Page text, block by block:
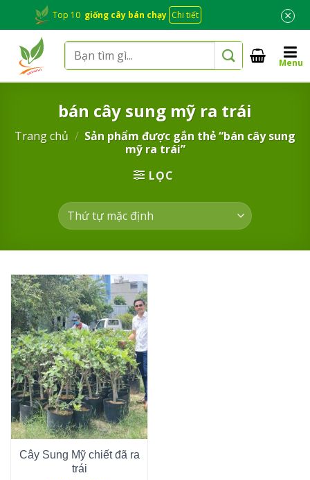
content
Top 10 giống cây bán chạy Chi tiết ×
Tìm
kiếm:
Menu
bán cây sung mỹ ra trái
Trang chủ / Sản phẩm được gắn thẻ “bán cây sung
mỹ ra trái”
LỌC
Cây Sung Mỹ chiết đã ra
trái